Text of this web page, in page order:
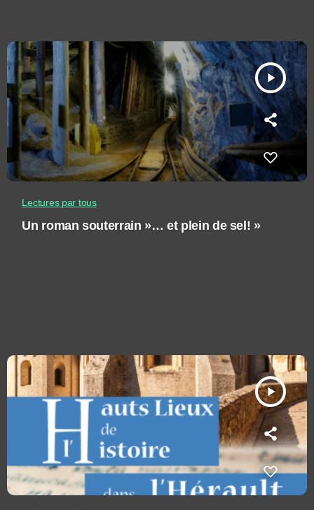
play_arrow
Lectures par tous
Un roman souterrain »… et plein de sel! »
play_arrow